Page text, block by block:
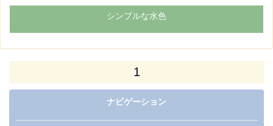
シンプルな水色
1
ナビゲーション